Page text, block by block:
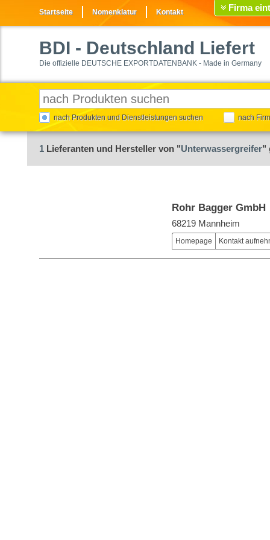
Startseite Nomenklatur Kontakt Firma
BDI - Deutschland Liefert
Die offizielle DEUTSCHE EXPORTDATENBANK - Made in Germany
nach Produkten und Dienstleistungen suchen nach
1 Lieferanten und Hersteller von "Unterwassergreifer"
Rohr Bagger GmbH
68219 Mannheim
Homepage Kontakt